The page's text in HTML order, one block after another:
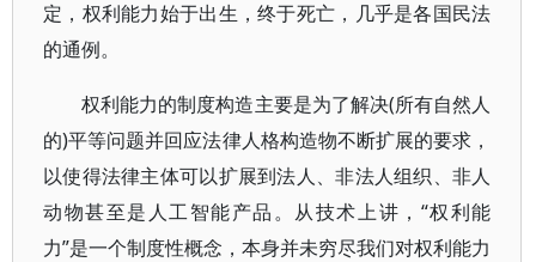
定，权利能力始于出生，终于死亡，几乎是各国民法
的通例。
权利能力的制度构造主要是为了解决(所有自然人
的)平等问题并回应法律人格构造物不断扩展的要求，
以使得法律主体可以扩展到法人、非法人组织、非人
动物甚至是人工智能产品。从技术上讲，“权利能
力”是一个制度性概念，本身并未穷尽我们对权利能力